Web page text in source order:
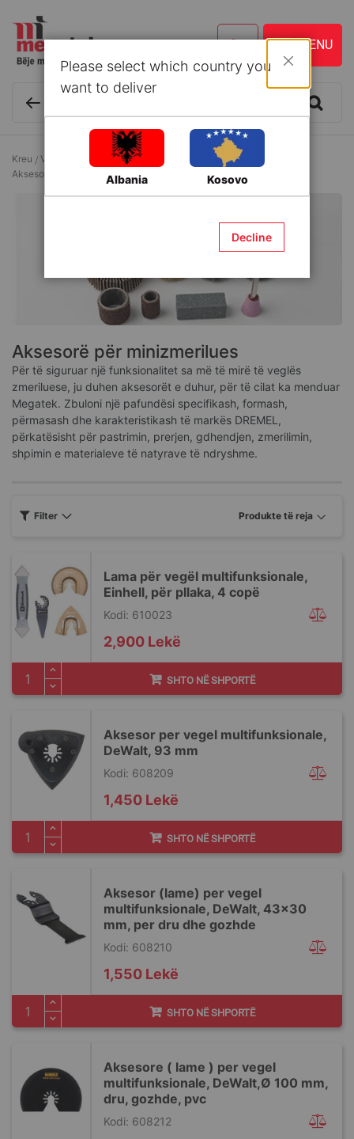
Kreu Vegla dhe Aksesorë
Aksesorë për vegla elektrike
Aksesorë për minizmerilues
Aksesorë për minizmerilues
Për të siguruar një funksionalitet sa më të mirë të veglës
zmeriluese, ju duhen aksesorët e duhur, për të cilat ka menduar
Megatek. Zbuloni një pafundësi specifikash, formash,
përmasash dhe karakteristikash të markës DREMEL,
përkatësisht për pastrimin, prerjen, gdhendjen, zmerilimin,
shpimin e materialeve të natyrave të ndryshme.
Lama për vegël multifunksionale,
Einhell, për pllaka, 4 copë
Kodi: 610023
2,900 Lekë
SHTO NË SHPORTË
Aksesor per vegel multifunksionale,
DeWalt, 93 mm
Kodi: 608209
1,450 Lekë
SHTO NË SHPORTË
Aksesor (lame) per vegel
multifunksionale, DeWalt, 43x30
mm, per dru dhe gozhde
Kodi: 608210
1,550 Lekë
SHTO NË SHPORTË
Aksesore ( lame ) per vegel
multifunksionale, DeWalt,Ø 100 mm,
dru, gozhde, pvc
Kodi: 608212
Filter
Please select which country you
want to deliver
Albania Kosovo
Decline